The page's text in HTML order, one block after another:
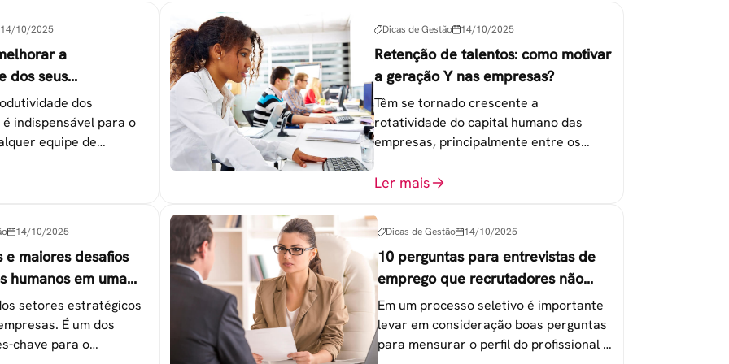
14/10/2025
a
dos seus
dos
indispensável para o
equipe de
Dicas de Gestão 14/10/2025
Retenção de talentos: como motivar
a geração Y nas empresas?
Têm se tornado crescente a
rotatividade do capital humano das
empresas, principalmente entre os
chamada Geração Y.
Ler mais
14/10/2025
e maiores desafios
humanos em uma
setores estratégicos
É um dos
chave para o
Dicas de Gestão 14/10/2025
10 perguntas para entrevistas de
emprego que recrutadores não
devem fazer
Em um processo seletivo é importante
levar em consideração boas perguntas
para mensurar o perfil do profissional e